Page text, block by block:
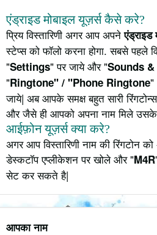
एंड्राइड मोबाइल यूज़र्स कैसे करे?
प्रिय विस्तारिणी अगर आप अपनेएंड्राइड
स्टेप्स को फॉलो करना होगा. सबसे पहले
"Settings" पर जाये और "Sounds
"Ringtone" / "Phone Ringtone"
जाये| अब आपके समक्ष बहुत सारी
और जैसे ही आपको अपना नाम मिले
आईफ़ोन यूज़र्स क्या करे?
अगर आप विस्तारिणी नाम की
डेस्कटॉप एप्लीकेशन पर खोले और "M4R
सेट कर सकते है|
आपका नाम